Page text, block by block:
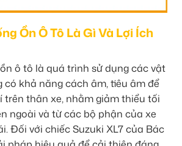
Ồn Ô Tô Là Gì Và Lợi Ích
ô tô là quá trình sử dụng các vật
có khả năng cách âm, tiêu âm để
trên thân xe, nhằm giảm thiểu tối
ngoài và từ các bộ phận của xe
Đối với chiếc Suzuki XL7 của Bác